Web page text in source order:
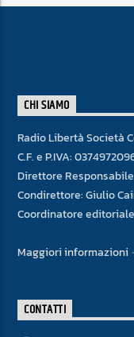
CHI SIAMO
Radio Libertà Società
C.F. e P.IVA:
Direttore
Condirettore: Giulio
Coordinatore
Maggiori informazioni
CONTATTI